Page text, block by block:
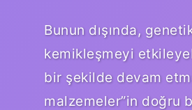
Bunun dışında,
kemikleşmeyi
bir şekilde devam
malzemeler”in doğru